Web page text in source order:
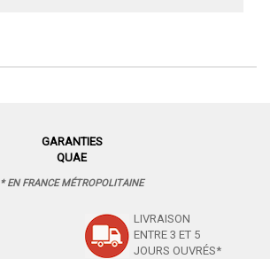
GARANTIES
QUAE
* EN FRANCE MÉTROPOLITAINE
LIVRAISON
ENTRE 3 ET 5
JOURS OUVRÉS*